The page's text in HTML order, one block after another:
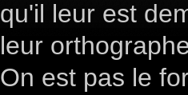
qu'il leur est
leur
On est pas le